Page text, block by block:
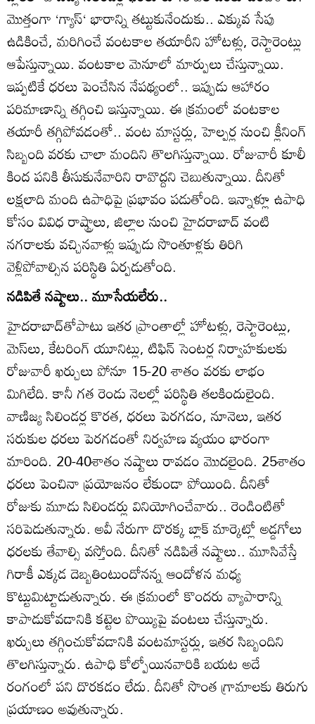
మొత్తంగా ‘గ్యాస్‌‘ భారాన్ని తట్టుకునేందుకు.. ఎక్కువ సేపు
ఉడికించే, మరిగించే వంటకాల తయారీని హోటళ్లు, రెస్టారెంట్లు
ఆపేస్తున్నాయి. వంటకాల మెనూలో మార్పులు చేస్తున్నాయి.
ఇప్పటికే ధరలు పెంచేసిన నేపథ్యంలో.. ఇప్పుడు ఆహారం
పరిమాణాన్ని తగ్గించి ఇస్తున్నాయి. ఈ క్రమంలో వంటకాల
తయారీ తగ్గిపోవడంతో.. వంట మాస్టర్లు, హెల్పర్ల నుంచి క్లీనింగ్‌
సిబ్బంది వరకు చాలా మందిని తొలగిస్తున్నాయి. రోజువారీ కూలీ
కింద పనికి తీసుకునేవారిని రావొద్దని చెబుతున్నాయి. దీనితో
లక్షలాది మంది ఉపాధిపై ప్రభావం పడుతోంది. ఇన్నాళ్లూ ఉపాధి
కోసం వివిధ రాష్ట్రాలు, జిల్లాల నుంచి హైదరాబాద్‌ వంటి
నగరాలకు వచ్చినవాళ్లు ఇప్పుడు సొంతూళ్లకు తిరిగి
వెళ్లిపోవాల్సిన పరిస్థితి ఏర్పడుతోంది.
నడిపితే నష్టాలు.. మూసేయలేరు..
హైదరాబాద్‌తోపాటు ఇతర ప్రాంతాల్లో హోటళ్లు, రెస్టారెంట్లు,
మెస్‌లు, కేటరింగ్‌ యూనిట్లు, టిఫిన్‌ సెంటర్ల నిర్వాహకులకు
రోజువారీ ఖర్చులు పోనూ 15-20 శాతం వరకు లాభం
మిగిలేది. కానీ గత రెండు నెలల్లో పరిస్థితి తలకిందులైంది.
వాణిజ్య సిలిండర్ల కొరత, ధరలు పెరగడం, నూనెలు, ఇతర
సరుకుల ధరలు పెరగడంతో నిర్వహణ వ్యయం భారంగా
మారింది. 20-40శాతం నష్టాలు రావడం మొదలైంది. 25శాతం
ధరలు పెంచినా ప్రయోజనం లేకుండా పోయింది. దీనితో
రోజుకు మూడు సిలిండర్లు వినియోగించేవారు.. రెండింటితో
సరిపెడుతున్నారు. అవీ నేరుగా దొరక్క బ్లాక్‌ మార్కెట్లో అడ్డగోలు
ధరలకు తేవాల్సి వస్తోంది. దీనితో నడిపితే నష్టాలు.. మూసివేస్తే
గిరాకీ ఎక్కడ దెబ్బతింటుందోనన్న ఆందోళన మధ్య
కొట్టుమిట్టాడుతున్నారు. ఈ క్రమంలో కొందరు వ్యాపారాన్ని
కాపాడుకోవడానికి కట్టెల పొయ్యిపై వంటలు చేస్తున్నారు.
ఖర్చులు తగ్గించుకోవడానికి వంటమాస్టర్లు, ఇతర సిబ్బందిని
తొలగిస్తున్నారు. ఉపాధి కోల్పోయినవారికి బయట అదే
రంగంలో పని దొరకడం లేదు. దీనితో సొంత గ్రామాలకు తిరుగు
ప్రయాణం అవుతున్నారు.